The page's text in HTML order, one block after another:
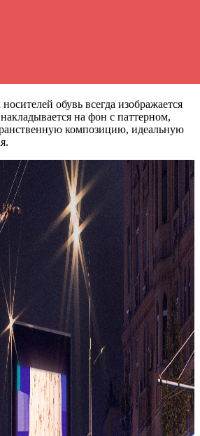
обувь всегда изображается
на фон с паттерном,
композицию, идеальную